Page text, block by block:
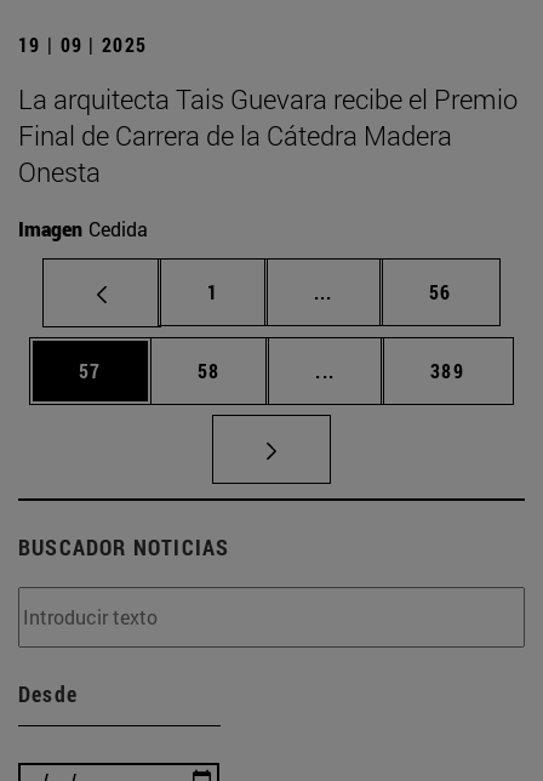
19 | 09 | 2025
La arquitecta Tais Guevara recibe el Premio
Final de Carrera de la Cátedra Madera
Onesta
Imagen Cedida
Página
1 ... Páginas intermedias
Página
56
Página
57 Página
58 ... Páginas intermedias
Página
389
BUSCADOR NOTICIAS
Desde